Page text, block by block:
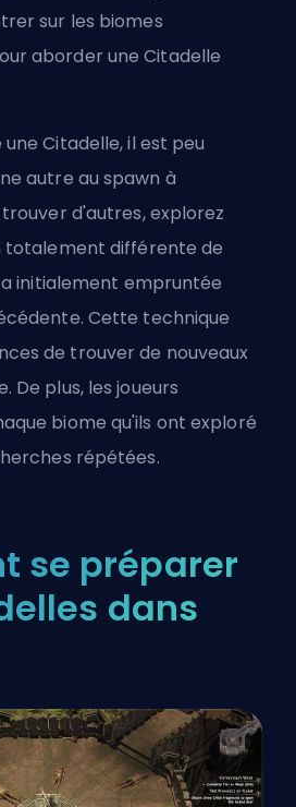
sur les biomes
aborder une Citadelle
Citadelle, il est peu
autre au spawn à
d'autres, explorez
totalement différente de
initialement empruntée
Cette technique
de trouver de nouveaux
De plus, les joueurs
biome qu'ils ont exploré
répétées.
se préparer
dans